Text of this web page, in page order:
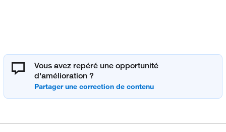
Vous avez repéré une opportunité
d'amélioration ?